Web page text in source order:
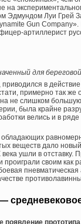
Луи Грей
Gun Company».
артиллерист
для
в
примерно так
не слишком
была крайне
велись и в ряде
веществ дало
ушли в отставку.
своим как
пневматическая
—